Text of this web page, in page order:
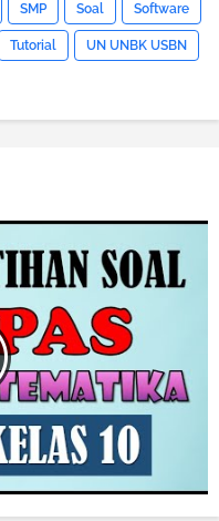
SMP Soal Software
Tutorial UN UNBK USBN